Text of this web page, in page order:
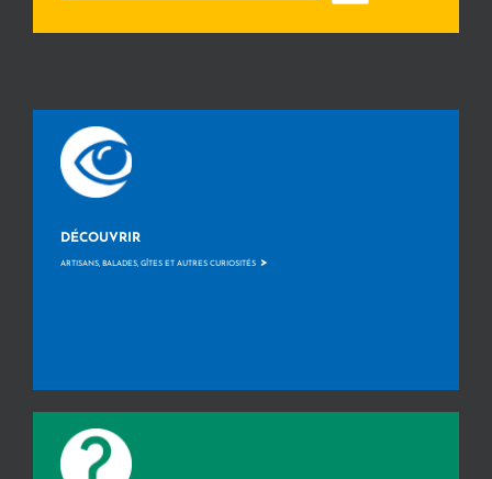
DÉCOUVRIR
ARTISANS, BALADES, GÎTES ET AUTRES CURIOSITÉS >